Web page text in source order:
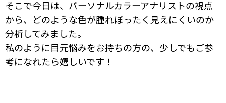
そこで今日は、パーソナルカラーアナリストの視点
から、どのような色が腫れぼったく見えにくいのか
分析してみました。
私のように目元悩みをお持ちの方の、少しでもご参
考になれたら嬉しいです！